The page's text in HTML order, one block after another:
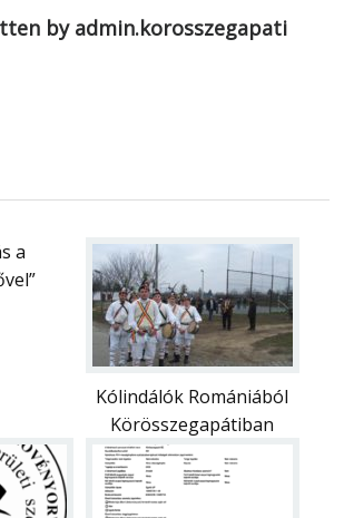
by admin.korosszegapati
a
Kólindálók Romániából
Körösszegapátiban